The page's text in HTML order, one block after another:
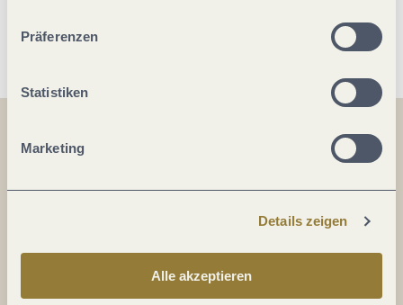
Präferenzen
Statistiken
Marketing
Details zeigen
Alle akzeptieren